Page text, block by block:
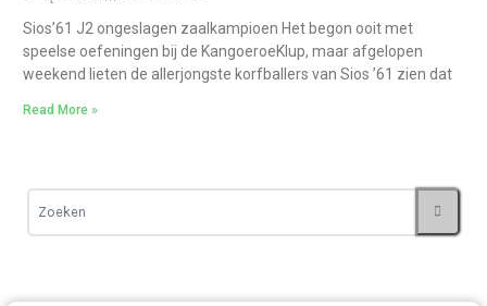
Sios’61 J2 ongeslagen zaalkampioen Het begon ooit met
speelse oefeningen bij de KangoeroeKlup, maar afgelopen
weekend lieten de allerjongste korfballers van Sios ’61 zien dat
Read More »